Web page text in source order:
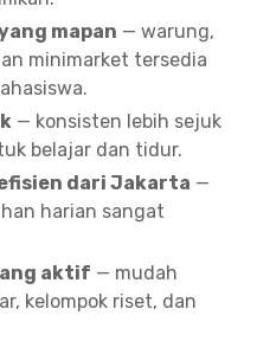
mapan — warung,
minimarket tersedia
— konsisten lebih sejuk
belajar dan tidur.
dari Jakarta —
harian sangat
aktif — mudah
kelompok riset, dan